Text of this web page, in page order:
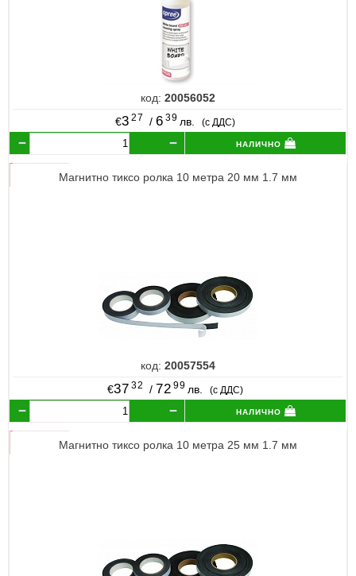
код: 20056052
€3 27 / 6 39 лв. (с ДДС)
налично
Магнитно тиксо ролка 10 метра 20 мм 1.7 мм
код: 20057554
€37 32 / 72 99 лв. (с ДДС)
налично
Магнитно тиксо ролка 10 метра 25 мм 1.7 мм